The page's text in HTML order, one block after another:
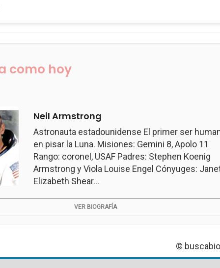
como hoy
Neil Armstrong
Astronauta estadounidense El primer ser
en pisar la Luna. Misiones: Gemini 8, Apolo 11
Rango: coronel, USAF Padres: Stephen Koenig
Armstrong y Viola Louise Engel Cónyuges:
Elizabeth Shear...
VER BIOGRAFÍA
©